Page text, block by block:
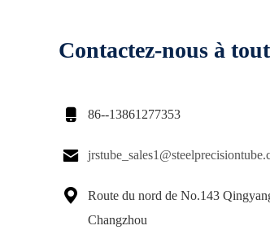
Contactez-nous à
 86--13861277353


Route du nord de No.143
Changzhou